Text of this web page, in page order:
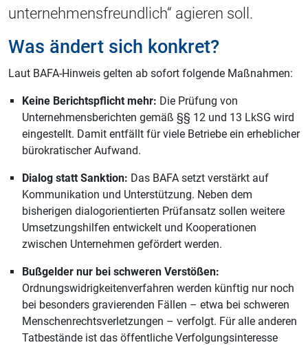
unternehmensfreundlich“ agieren soll.
Was ändert sich konkret?
Laut BAFA-Hinweis gelten ab sofort folgende Maßnahmen:
Keine Berichtspflicht mehr: Die Prüfung von
Unternehmensberichten gemäß §§ 12 und 13 LkSG wird
eingestellt. Damit entfällt für viele Betriebe ein erheblicher
bürokratischer Aufwand.
Dialog statt Sanktion: Das BAFA setzt verstärkt auf
Kommunikation und Unterstützung. Neben dem
bisherigen dialogorientierten Prüfansatz sollen weitere
Umsetzungshilfen entwickelt und Kooperationen
zwischen Unternehmen gefördert werden.
Bußgelder nur bei schweren Verstößen:
Ordnungswidrigkeitenverfahren werden künftig nur noch
bei besonders gravierenden Fällen – etwa bei schweren
Menschenrechtsverletzungen – verfolgt. Für alle anderen
Tatbestände ist das öffentliche Verfolgungsinteresse